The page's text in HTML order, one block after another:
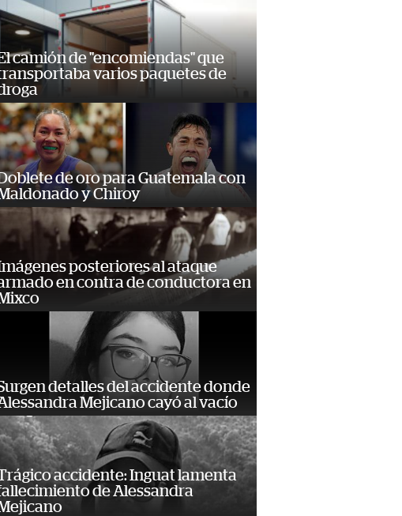
camión de "encomiendas" que
varios paquetes de
de oro para Guatemala con
y Chiroy
posteriores al ataque
en contra de conductora en
detalles del accidente donde
Mejicano cayó al vacío
accidente: Inguat lamenta
de Alessandra